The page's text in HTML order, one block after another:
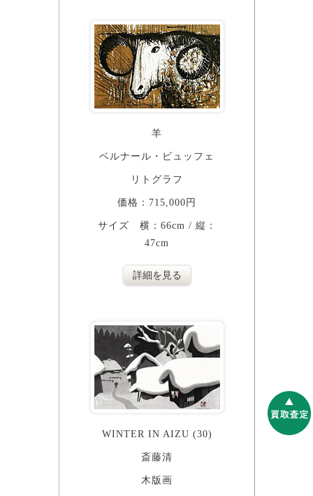
羊
ベルナール・ビュッフェ
リトグラフ
価格：715,000円
サイズ 横：66cm / 縦：
47cm
詳細を見る
WINTER IN AIZU (30)
斎藤清
木版画